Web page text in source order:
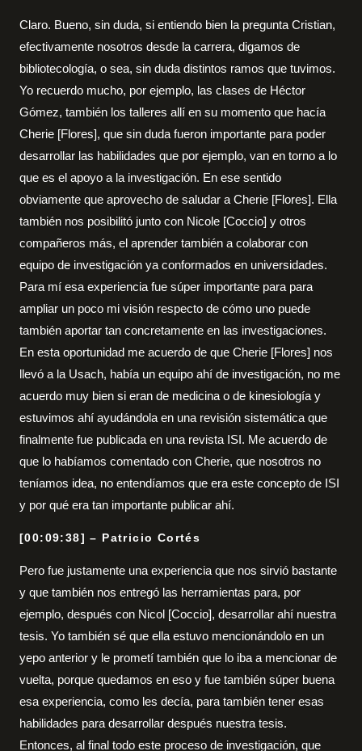
Claro. Bueno, sin duda, si entiendo bien la pregunta Cristian,
efectivamente nosotros desde la carrera, digamos de
bibliotecología, o sea, sin duda distintos ramos que tuvimos.
Yo recuerdo mucho, por ejemplo, las clases de Héctor
Gómez, también los talleres allí en su momento que hacía
Cherie [Flores], que sin duda fueron importante para poder
desarrollar las habilidades que por ejemplo, van en torno a lo
que es el apoyo a la investigación. En ese sentido
obviamente que aprovecho de saludar a Cherie [Flores]. Ella
también nos posibilitó junto con Nicole [Coccio] y otros
compañeros más, el aprender también a colaborar con
equipo de investigación ya conformados en universidades.
Para mí esa experiencia fue súper importante para para
ampliar un poco mi visión respecto de cómo uno puede
también aportar tan concretamente en las investigaciones.
En esta oportunidad me acuerdo de que Cherie [Flores] nos
llevó a la Usach, había un equipo ahí de investigación, no me
acuerdo muy bien si eran de medicina o de kinesiología y
estuvimos ahí ayudándola en una revisión sistemática que
finalmente fue publicada en una revista ISI. Me acuerdo de
que lo habíamos comentado con Cherie, que nosotros no
teníamos idea, no entendíamos que era este concepto de ISI
y por qué era tan importante publicar ahí.
[00:09:38] – Patricio Cortés
Pero fue justamente una experiencia que nos sirvió bastante
y que también nos entregó las herramientas para, por
ejemplo, después con Nicol [Coccio], desarrollar ahí nuestra
tesis. Yo también sé que ella estuvo mencionándolo en un
yepo anterior y le prometí también que lo iba a mencionar de
vuelta, porque quedamos en eso y fue también súper buena
esa experiencia, como les decía, para también tener esas
habilidades para desarrollar después nuestra tesis.
Entonces, al final todo este proceso de investigación, que